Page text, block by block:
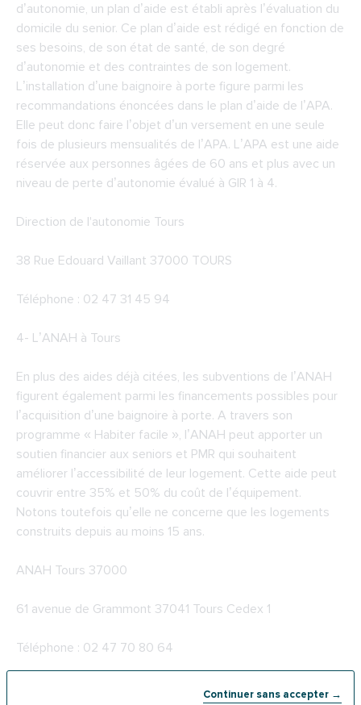
Continuer sans accepter →
d’autonomie, un plan d’aide est établi après l’évaluation du
domicile du senior. Ce plan d’aide est rédigé en fonction de
ses besoins, de son état de santé, de son degré
d’autonomie et des contraintes de son logement.
L’installation d’une baignoire à porte figure parmi les
recommandations énoncées dans le plan d’aide de l’APA.
Elle peut donc faire l’objet d’un versement en une seule
fois de plusieurs mensualités de l’APA. L’APA est une aide
réservée aux personnes âgées de 60 ans et plus avec un
niveau de perte d’autonomie évalué à GIR 1 à 4.
Direction de l'autonomie Tours
38 Rue Edouard Vaillant 37000 TOURS
Téléphone : 02 47 31 45 94
4- L’ANAH à Tours
En plus des aides déjà citées, les subventions de l’ANAH
figurent également parmi les financements possibles pour
l’acquisition d’une baignoire à porte. A travers son
programme « Habiter facile », l’ANAH peut apporter un
soutien financier aux seniors et PMR qui souhaitent
améliorer l’accessibilité de leur logement. Cette aide peut
couvrir entre 35% et 50% du coût de l’équipement.
Notons toutefois qu’elle ne concerne que les logements
construits depuis au moins 15 ans.
ANAH Tours 37000
61 avenue de Grammont 37041 Tours Cedex 1
Téléphone : 02 47 70 80 64